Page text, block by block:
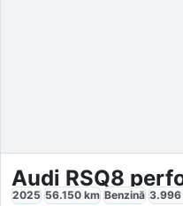
2025 56.150 km Benzină 3.996